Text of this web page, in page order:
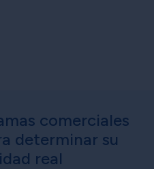
comerciales
determinar su
real